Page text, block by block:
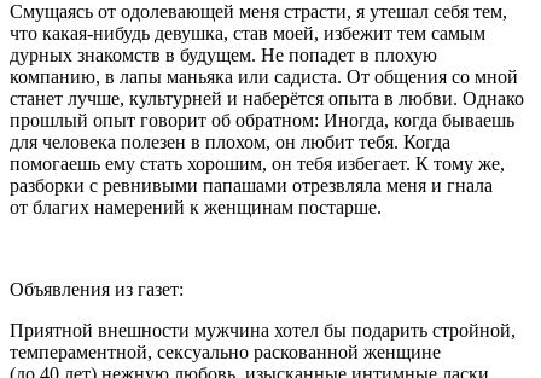
Смущаясь от одолевающей меня страсти, я утешал себя тем,
что какая-нибудь девушка, став моей, избежит тем самым
дурных знакомств в будущем. Не попадет в плохую
компанию, в лапы маньяка или садиста. От общения со мной
станет лучше, культурней и наберётся опыта в любви. Однако
прошлый опыт говорит об обратном: Иногда, когда бываешь
для человека полезен в плохом, он любит тебя. Когда
помогаешь ему стать хорошим, он тебя избегает. К тому же,
разборки с ревнивыми папашами отрезвляла меня и гнала
от благих намерений к женщинам постарше.
Объявления из газет:
Приятной внешности мужчина хотел бы подарить стройной,
темпераментной, сексуально раскованной женщине